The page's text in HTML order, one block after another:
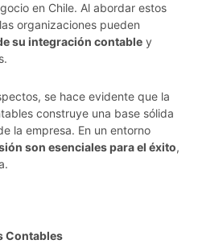
en Chile. Al abordar estos
organizaciones pueden
su integración contable y
se hace evidente que la
construye una base sólida
la empresa. En un entorno
son esenciales para el éxito,
Contables